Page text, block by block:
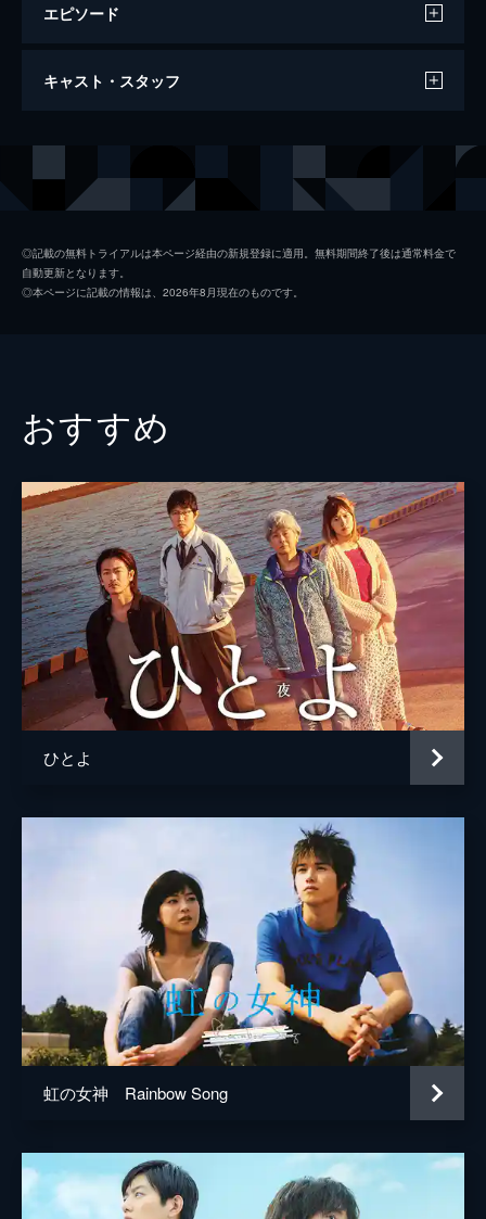
エピソード
僕たちは世界を変えることができない。
キャスト・スタッフ
本田充 松坂桃李
バーのマスター リリー・フランキー
近藤教授 阿部寛
監督 深作健太
脚本 山岡真介
原作 葉田甲太
かみむら周平
製作 香月純一
重村博文
日達長夫
塚本勲
北川直樹
喜多埜裕明
堀徹
伊藤伸彦
渡辺万由美
◎記載の無料トライアルは本ページ経由の新規登録に適用。無料期間終了後は通常料金で
自動更新となります。
◎本ページに記載の情報は、2026年8月現在のものです。
おすすめ
ひとよ
虹の女神 Rainbow Song